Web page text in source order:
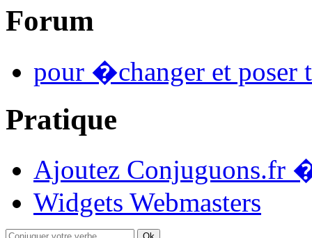
Forum
pour �changer et poser
Pratique
Ajoutez Conjuguons.fr
Widgets Webmasters